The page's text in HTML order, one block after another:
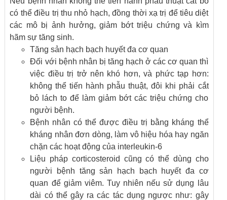
có thể điều trị thu nhỏ hạch, đồng thời xạ trị để tiêu diệt
các mô bị ảnh hưởng, giảm bớt triệu chứng và kìm
hãm sự tăng sinh.
Tăng sản hạch bạch huyết đa cơ quan
Đối với bệnh nhân bị tăng hạch ở các cơ quan thì
việc điều trị trở nên khó hơn, và phức tạp hơn:
không thể tiến hành phẫu thuật, đôi khi phải cắt
bỏ lách to để làm giảm bớt các triệu chứng cho
người bệnh.
Bệnh nhân có thể được điều trị bằng kháng thể
kháng nhân đơn dòng, làm vô hiệu hóa hay ngăn
chặn các hoạt động của interleukin-6
Liệu pháp corticosteroid cũng có thể dùng cho
người bệnh tăng sản hạch bạch huyết đa cơ
quan để giảm viêm. Tuy nhiên nếu sử dụng lâu
dài có thể gây ra các tác dụng ngược như: gây